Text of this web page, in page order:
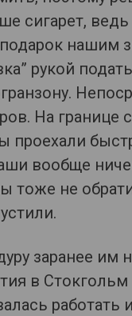
сигарет, ведь
нашим
рукой
На границе
проехали
вообще
тоже не
заранее им
в Стокгольм
работать